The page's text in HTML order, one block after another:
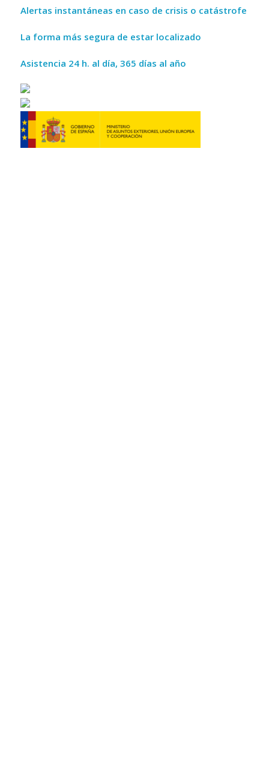
Alertas instantáneas en caso de crisis o catástrofe
La forma más segura de estar localizado
Asistencia 24 h. al día, 365 días al año